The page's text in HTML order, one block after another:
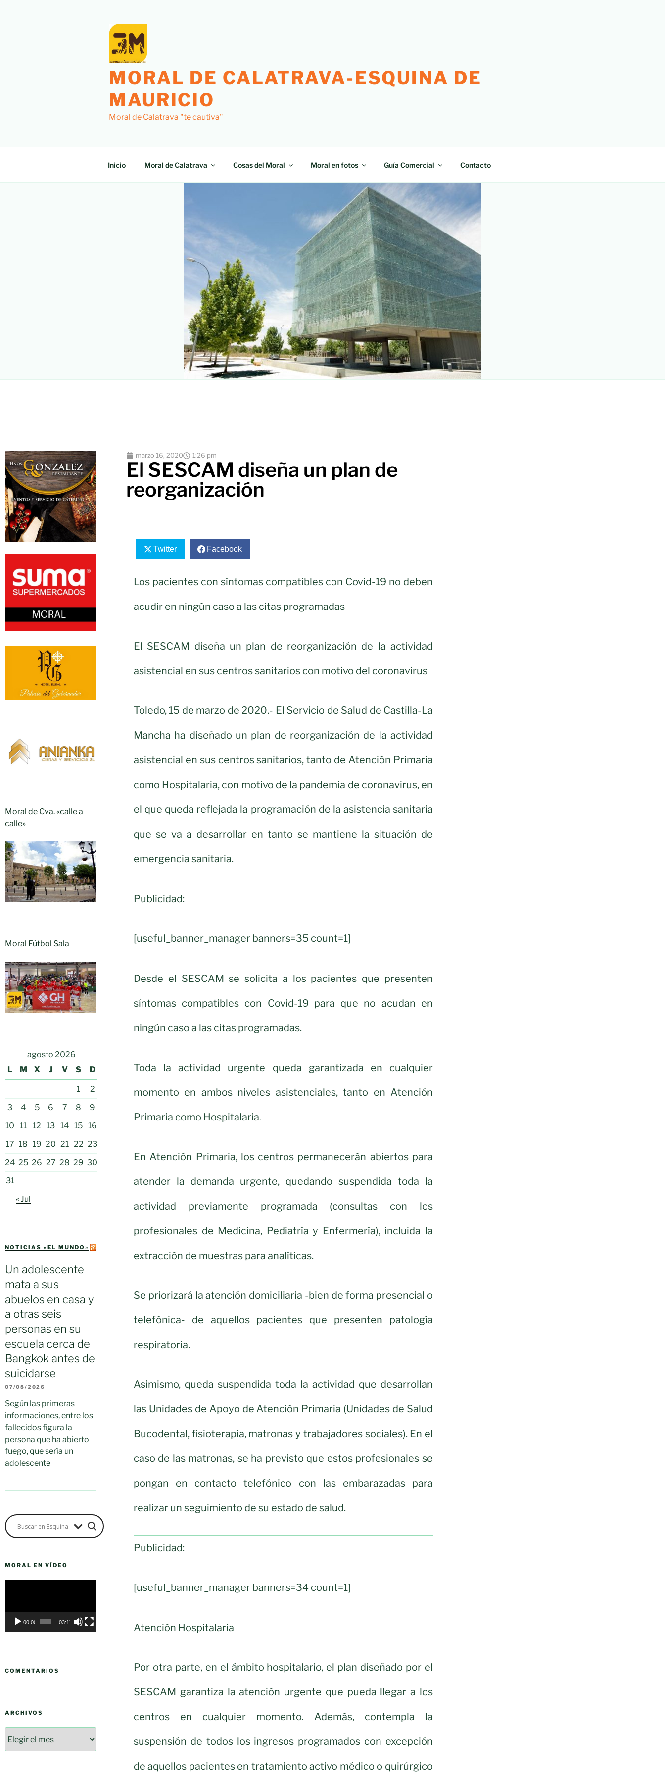
MORAL DE CALATRAVA-ESQUINA DE
MAURICIO
Moral de Calatrava "te cautiva"
Inicio Moral de Calatrava Cosas del Moral Moral en fotos Guía Comercial Contacto
Moral de Cva. «calle a
calle»
Moral Fútbol Sala
agosto 2026
L
M X J V S D
1
2
3
4 5 6 7 8
9
10
11 12 13 14 15 16
17 18 19 20 21 22 23
24 25 26 27 28 29 30
31
« Jul
NOTICIAS «EL MUNDO»
Un adolescente
mata a sus
abuelos en casa y
a otras seis
personas en su
escuela cerca de
Bangkok antes de
suicidarse
07/08/2026
Según las primeras
informaciones, entre los
fallecidos figura la
persona que ha abierto
fuego, que sería un
adolescente
MORAL EN VÍDEO
00:00 03:17
COMENTARIOS
ARCHIVOS
marzo 16, 2020 1:26 pm
El SESCAM diseña un plan de
reorganización
Twitter Facebook
Los pacientes con síntomas compatibles con Covid-19 no deben
acudir en ningún caso a las citas programadas
El SESCAM diseña un plan de reorganización de la actividad
asistencial en sus centros sanitarios con motivo del coronavirus
Toledo, 15 de marzo de 2020.- El Servicio de Salud de Castilla-La
Mancha ha diseñado un plan de reorganización de la actividad
asistencial en sus centros sanitarios, tanto de Atención Primaria
como Hospitalaria, con motivo de la pandemia de coronavirus, en
el que queda reflejada la programación de la asistencia sanitaria
que se va a desarrollar en tanto se mantiene la situación de
emergencia sanitaria.
Publicidad:
[useful_banner_manager banners=35 count=1]
Desde el SESCAM se solicita a los pacientes que presenten
síntomas compatibles con Covid-19 para que no acudan en
ningún caso a las citas programadas.
Toda la actividad urgente queda garantizada en cualquier
momento en ambos niveles asistenciales, tanto en Atención
Primaria como Hospitalaria.
En Atención Primaria, los centros permanecerán abiertos para
atender la demanda urgente, quedando suspendida toda la
actividad previamente programada (consultas con los
profesionales de Medicina, Pediatría y Enfermería), incluida la
extracción de muestras para analíticas.
Se priorizará la atención domiciliaria -bien de forma presencial o
telefónica- de aquellos pacientes que presenten patología
respiratoria.
Asimismo, queda suspendida toda la actividad que desarrollan
las Unidades de Apoyo de Atención Primaria (Unidades de Salud
Bucodental, fisioterapia, matronas y trabajadores sociales). En el
caso de las matronas, se ha previsto que estos profesionales se
pongan en contacto telefónico con las embarazadas para
realizar un seguimiento de su estado de salud.
Publicidad:
[useful_banner_manager banners=34 count=1]
Atención Hospitalaria
Por otra parte, en el ámbito hospitalario, el plan diseñado por el
SESCAM garantiza la atención urgente que pueda llegar a los
centros en cualquier momento. Además, contempla la
suspensión de todos los ingresos programados con excepción
de aquellos pacientes en tratamiento activo médico o quirúrgico